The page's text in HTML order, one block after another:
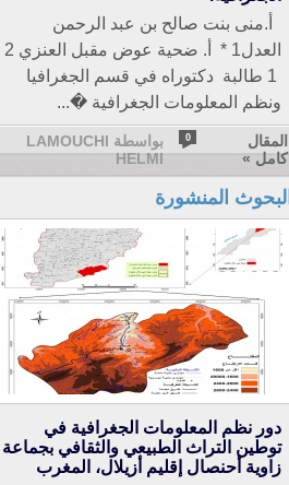
أ.منى بنت صالح بن عبد الرحمن
1 طالبة دكتوراه في قسم الجغرافيا
ونظم المعلومات الجغرافية �...
بواسطة LAMOUCHI
HELMI
0
المقال
كامل »
البحوث المنشورة
دور نظم المعلومات الجغرافية في
توطين التراث الطبيعي والثقافي بجماعة
زاوية أحنصال إقليم أزيلال، المغرب